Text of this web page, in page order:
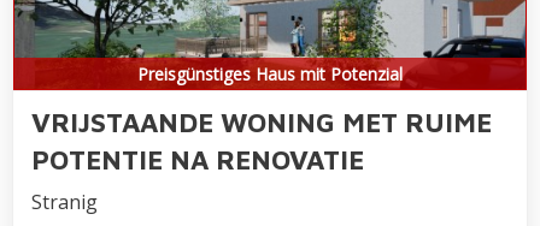
Preisgünstiges Haus mit Potenzial
VRIJSTAANDE WONING MET RUIME
POTENTIE NA RENOVATIE
Stranig